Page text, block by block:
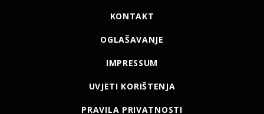
KONTAKT
OGLAŠAVANJE
IMPRESSUM
UVJETI KORIŠTENJA
PRAVILA PRIVATNOSTI